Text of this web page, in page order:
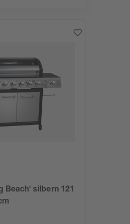
Beach' silbern 121